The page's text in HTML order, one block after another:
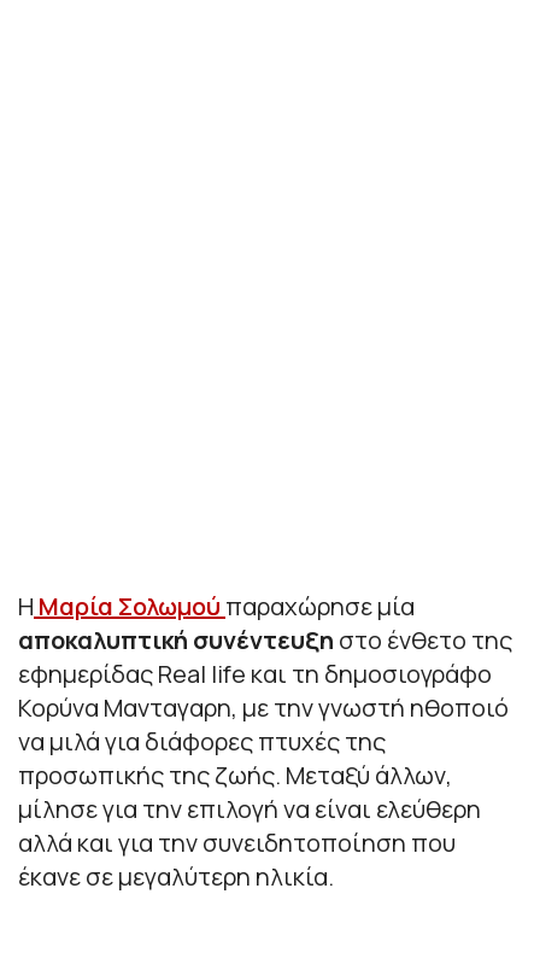
Η Μαρία Σολωμού παραχώρησε μία
αποκαλυπτική συνέντευξη στο ένθετο της
εφημερίδας Real life και τη δημοσιογράφο
Κορύνα Μανταγαρη, με την γνωστή ηθοποιό
να μιλά για διάφορες πτυχές της
προσωπικής της ζωής. Μεταξύ άλλων,
μίλησε για την επιλογή να είναι ελεύθερη
αλλά και για την συνειδητοποίηση που
έκανε σε μεγαλύτερη ηλικία.